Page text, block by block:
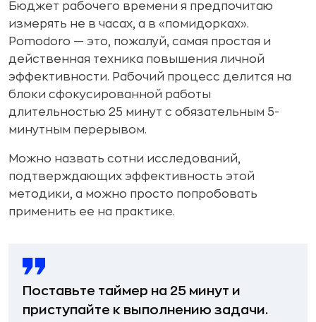
Бюджет рабочего времени я предпочитаю
измерять не в часах, а в «помидорках».
Pomodoro — это, пожалуй, самая простая и
действенная техника повышения личной
эффективности. Рабочий процесс делится на
блоки сфокусированной работы
длительностью 25 минут с обязательным 5-
минутным перерывом.
Можно назвать сотни исследований,
подтверждающих эффективность этой
методики, а можно просто попробовать
применить ее на практике.
Поставьте таймер на 25 минут и
приступайте к выполнению задачи.